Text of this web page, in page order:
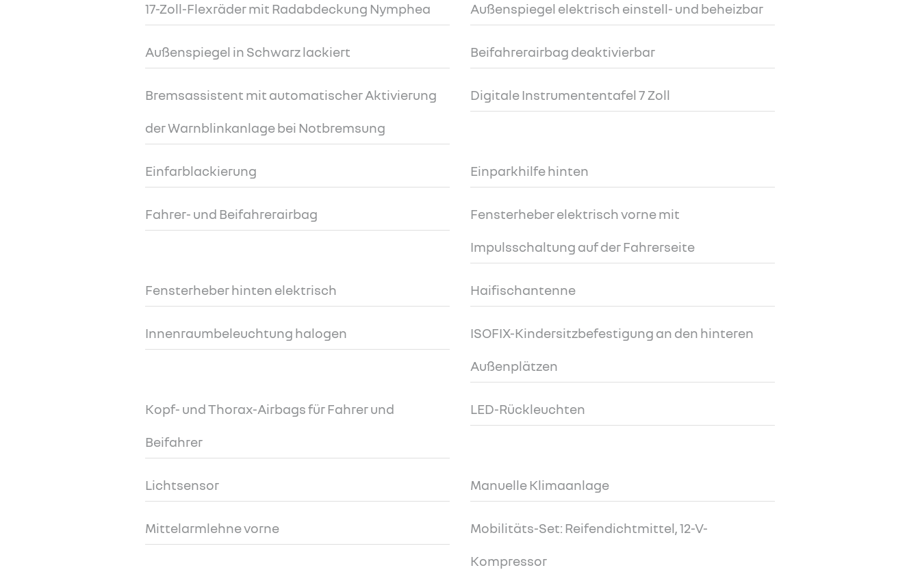
17-Zoll-Flexräder mit Radabdeckung Nymphea Außenspiegel elektrisch einstell- und beheizbar
Außenspiegel in Schwarz lackiert Beifahrerairbag deaktivierbar
Bremsassistent mit automatischer Aktivierung
der Warnblinkanlage bei Notbremsung
Digitale Instrumententafel 7 Zoll
Einfarblackierung Einparkhilfe hinten
Fahrer- und Beifahrerairbag Fensterheber elektrisch vorne mit
Impulsschaltung auf der Fahrerseite
Fensterheber hinten elektrisch Haifischantenne
Innenraumbeleuchtung halogen ISOFIX-Kindersitzbefestigung an den hinteren
Außenplätzen
Kopf- und Thorax-Airbags für Fahrer und
Beifahrer
LED-Rückleuchten
Lichtsensor Manuelle Klimaanlage
Mittelarmlehne vorne Mobilitäts-Set: Reifendichtmittel, 12-V-
Kompressor